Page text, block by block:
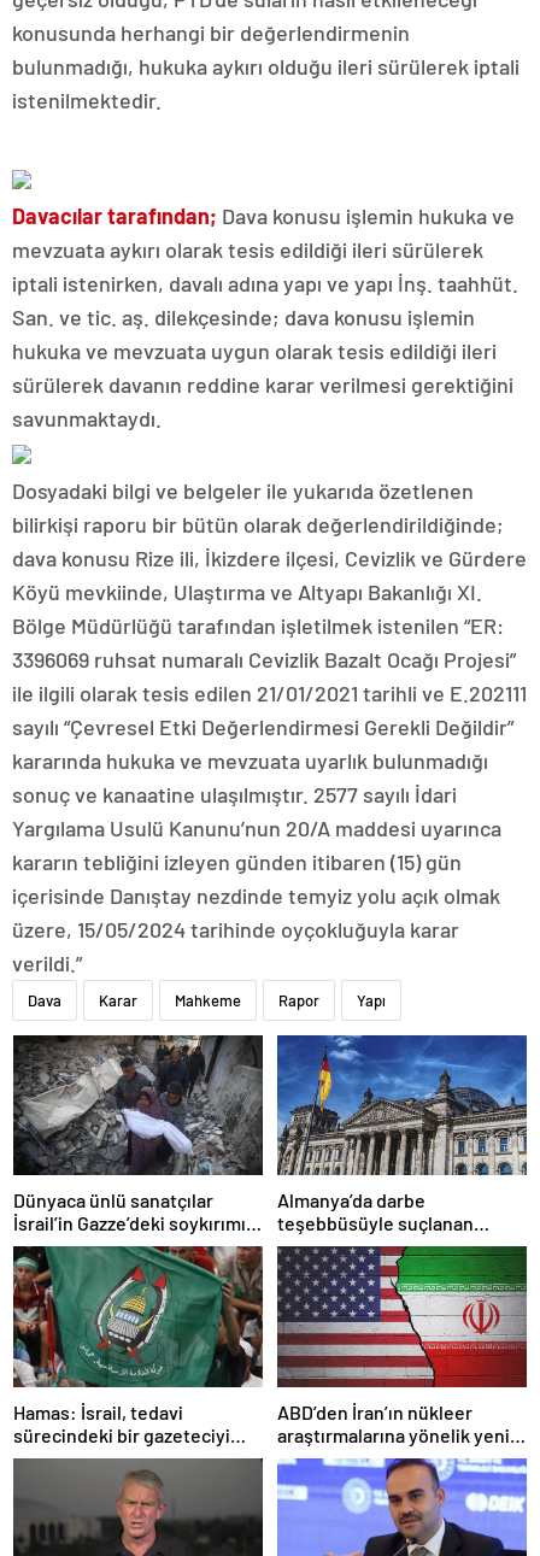
konusunda herhangi bir değerlendirmenin
bulunmadığı, hukuka aykırı olduğu ileri sürülerek iptali
istenilmektedir.
Davacılar tarafından; Dava konusu işlemin hukuka ve
mevzuata aykırı olarak tesis edildiği ileri sürülerek
iptali istenirken, davalı adına yapı ve yapı İnş. taahhüt.
San. ve tic. aş. dilekçesinde; dava konusu işlemin
hukuka ve mevzuata uygun olarak tesis edildiği ileri
sürülerek davanın reddine karar verilmesi gerektiğini
savunmaktaydı.
Dosyadaki bilgi ve belgeler ile yukarıda özetlenen
bilirkişi raporu bir bütün olarak değerlendirildiğinde;
dava konusu Rize ili, İkizdere ilçesi, Cevizlik ve Gürdere
Köyü mevkiinde, Ulaştırma ve Altyapı Bakanlığı XI.
Bölge Müdürlüğü tarafından işletilmek istenilen “ER:
3396069 ruhsat numaralı Cevizlik Bazalt Ocağı Projesi”
ile ilgili olarak tesis edilen 21/01/2021 tarihli ve E.202111
sayılı “Çevresel Etki Değerlendirmesi Gerekli Değildir”
kararında hukuka ve mevzuata uyarlık bulunmadığı
sonuç ve kanaatine ulaşılmıştır. 2577 sayılı İdari
Yargılama Usulü Kanunu’nun 20/A maddesi uyarınca
kararın tebliğini izleyen günden itibaren (15) gün
içerisinde Danıştay nezdinde temyiz yolu açık olmak
üzere, 15/05/2024 tarihinde oyçokluğuyla karar
verildi.”
Dava Karar Mahkeme Rapor Yapı
Dünyaca ünlü sanatçılar
İsrail’in Gazze’deki soykırımını
kınadı
Almanya’da darbe
teşebbüsüyle suçlanan
örgüte ait dernek yasaklandı
Hamas: İsrail, tedavi
sürecindeki bir gazeteciyi
öldürerek savaş suçu
ABD’den İran’ın nükleer
araştırmalarına yönelik yeni
yaptırımlar